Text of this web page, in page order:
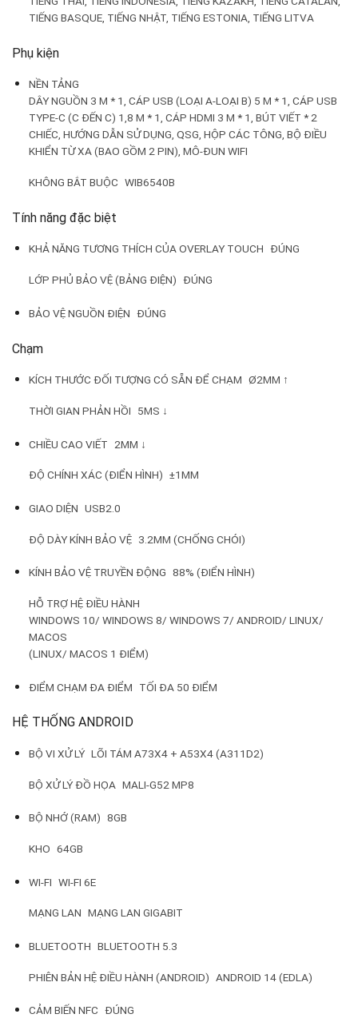
TIẾNG BASQUE, TIẾNG NHẬT, TIẾNG ESTONIA, TIẾNG LITVA
Phụ kiện
NỀN TẢNG
DÂY NGUỒN 3 M * 1, CÁP USB (LOẠI A-LOẠI B) 5 M * 1, CÁP USB
TYPE-C (C ĐẾN C) 1,8 M * 1, CÁP HDMI 3 M * 1, BÚT VIẾT * 2
CHIẾC, HƯỚNG DẪN SỬ DỤNG, QSG, HỘP CÁC TÔNG, BỘ ĐIỀU
KHIỂN TỪ XA (BAO GỒM 2 PIN), MÔ-ĐUN WIFI
KHÔNG BẮT BUỘC WIB6540B
Tính năng đặc biệt
KHẢ NĂNG TƯƠNG THÍCH CỦA OVERLAY TOUCH ĐÚNG
LỚP PHỦ BẢO VỆ (BẢNG ĐIỆN) ĐÚNG
BẢO VỆ NGUỒN ĐIỆN ĐÚNG
Chạm
KÍCH THƯỚC ĐỐI TƯỢNG CÓ SẴN ĐỂ CHẠM Ø2MM ↑
THỜI GIAN PHẢN HỒI 5MS ↓
CHIỀU CAO VIẾT 2MM ↓
ĐỘ CHÍNH XÁC (ĐIỂN HÌNH) ±1MM
GIAO DIỆN USB2.0
ĐỘ DÀY KÍNH BẢO VỆ 3.2MM (CHỐNG CHÓI)
KÍNH BẢO VỆ TRUYỀN ĐỘNG 88% (ĐIỂN HÌNH)
HỖ TRỢ HỆ ĐIỀU HÀNH
WINDOWS 10/ WINDOWS 8/ WINDOWS 7/ ANDROID/ LINUX/
MACOS
(LINUX/ MACOS 1 ĐIỂM)
ĐIỂM CHẠM ĐA ĐIỂM TỐI ĐA 50 ĐIỂM
HỆ THỐNG ANDROID
BỘ VI XỬ LÝ LÕI TÁM A73X4 + A53X4 (A311D2)
BỘ XỬ LÝ ĐỒ HỌA MALI-G52 MP8
BỘ NHỚ (RAM) 8GB
KHO 64GB
WI-FI WI-FI 6E
MẠNG LAN MẠNG LAN GIGABIT
BLUETOOTH BLUETOOTH 5.3
PHIÊN BẢN HỆ ĐIỀU HÀNH (ANDROID) ANDROID 14 (EDLA)
CẢM BIẾN NFC ĐÚNG